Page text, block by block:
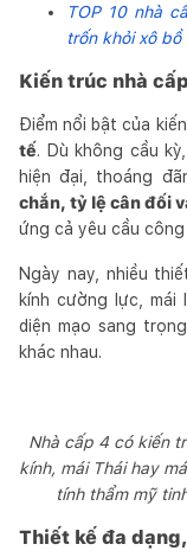
TOP 10 nhà
trốn khỏi xô bồ
Kiến trúc nhà
Điểm nổi bật của
tế. Dù không cầu
hiện đại, thoáng
chắn, tỷ lệ cân đối
ứng cả yêu cầu công
Ngày nay, nhiều
kính cường lực, mái
diện mạo sang
khác nhau.
Nhà cấp 4 có kiến
kính, mái Thái hay
tính thẩm mỹ
Thiết kế đa